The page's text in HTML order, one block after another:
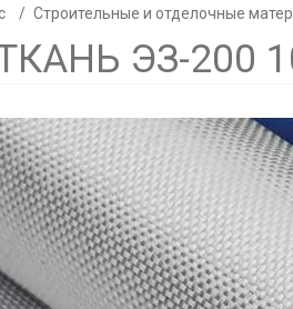
Строительные и отделочные
ЭЗ-200
Для
на